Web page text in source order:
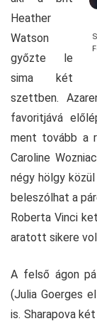
Heather
Watson
győzte le
sima két
szettben.
favoritjává
ment tovább a
Caroline
négy hölgy
beleszólhat a
Roberta Vinci
aratott sikere
A felső ágon
(Julia Goerges
is. Sharapova